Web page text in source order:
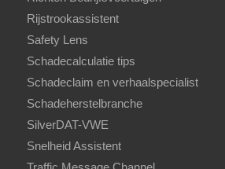
Rijstrookassistent
Safety Lens
Schadecalculatie tips
Schadeclaim en verhaalspecialist
Schadeherstelbranche
SilverDAT-VWE
Snelheid Assistent